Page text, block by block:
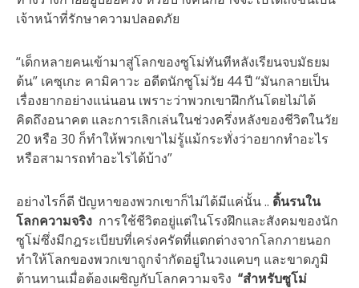
เจ้าหน้าที่รักษาความปลอดภัย
“เด็กหลายคนเข้ามาสู่โลกของซูโม่ทันทีหลังเรียนจบมัธยม
ต้น” เคซุเกะ คามิคาวะ อดีตนักซูโม่วัย 44 ปี “มันกลายเป็น
เรื่องยากอย่างแน่นอน เพราะว่าพวกเขาฝึกกันโดยไม่ได้
คิดถึงอนาคต และการเลิกเล่นในช่วงครึ่งหลังของชีวิตในวัย
20 หรือ 30 ก็ทำให้พวกเขาไม่รู้แม้กระทั่งว่าอยากทำอะไร
หรือสามารถทำอะไรได้บ้าง”
อย่างไรก็ดี ปัญหาของพวกเขาก็ไม่ได้มีแค่นั้น .. ดิ้นรนใน
โลกความจริง การใช้ชีวิตอยู่แต่ในโรงฝึกและสังคมของนัก
ซูโม่ซึ่งมีกฎระเบียบที่เคร่งครัดที่แตกต่างจากโลกภายนอก
ทำให้โลกของพวกเขาถูกจำกัดอยู่ในวงแคบๆ และขาดภูมิ
ต้านทานเมื่อต้องเผชิญกับโลกความจริง “สำหรับซูโม่